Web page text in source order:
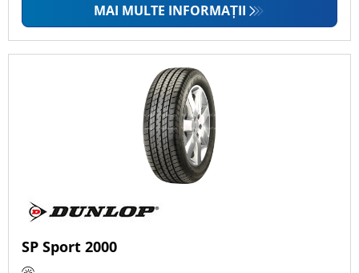
MAI MULTE INFORMAȚII
SP Sport 2000